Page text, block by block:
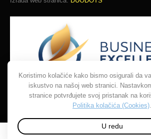
Koristimo kolačiće kako bismo osigurali da
iskustvo na našoj web stranici.
stranice potvrđujete svoj pristanak na
Politika kolačića (Cookies).
U redu